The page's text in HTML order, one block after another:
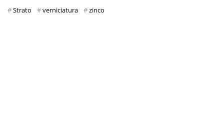
Strato
verniciatura zinco